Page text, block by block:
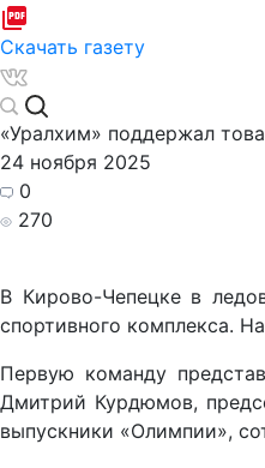
Скачать газету
«Уралхим» поддержал
24 ноября 2025
0
270
В Кирово-Чепецке в
спортивного комплекса.
Первую команду
Дмитрий Курдюмов,
выпускники «Олимпии»,